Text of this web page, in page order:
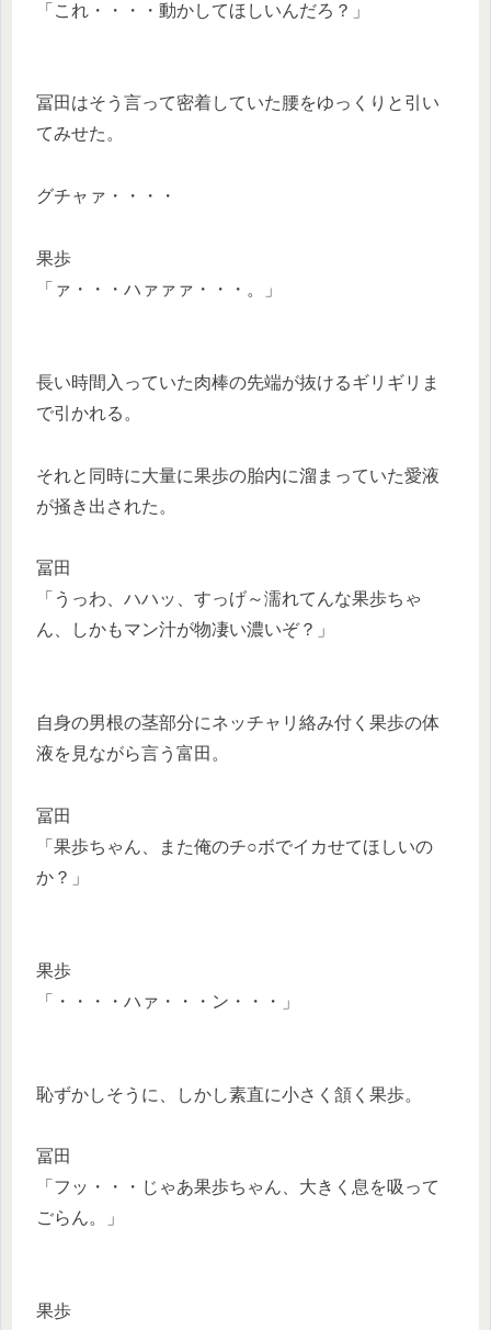
「これ・・・・動かしてほしいんだろ？」
冨田はそう言って密着していた腰をゆっくりと引い
てみせた。
グチャァ・・・・
果歩
「ァ・・・ハァァァ・・・。」
長い時間入っていた肉棒の先端が抜けるギリギリま
で引かれる。
それと同時に大量に果歩の胎内に溜まっていた愛液
が掻き出された。
冨田
「うっわ、ハハッ、すっげ～濡れてんな果歩ちゃ
ん、しかもマン汁が物凄い濃いぞ？」
自身の男根の茎部分にネッチャリ絡み付く果歩の体
液を見ながら言う富田。
冨田
「果歩ちゃん、また俺のチ○ボでイカせてほしいの
か？」
果歩
「・・・・ハァ・・・ン・・・」
恥ずかしそうに、しかし素直に小さく頷く果歩。
冨田
「フッ・・・じゃあ果歩ちゃん、大きく息を吸って
ごらん。」
果歩